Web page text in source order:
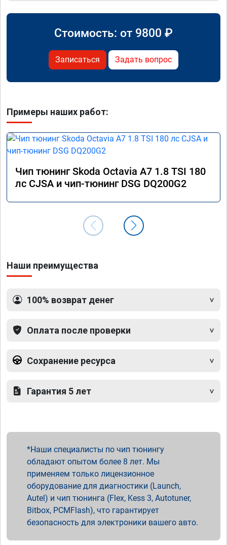
Стоимость: от 9800 ₽
Записаться Задать вопрос
Примеры наших работ:
Чип тюнинг Skoda Octavia A7 1.8 TSI 180
лс CJSA и чип-тюнинг DSG DQ200G2
Наши преимущества
100% возврат денег
Оплата после проверки
Сохранение ресурса
Гарантия 5 лет
Наши специалисты по чип тюнингу
обладают опытом более 8 лет. Мы
применяем только лицензионное
оборудование для диагностики (Launch,
Autel) и чип тюнинга (Flex, Kess 3, Autotuner,
Bitbox, PCMFlash), что гарантирует
безопасность для электроники вашего авто.